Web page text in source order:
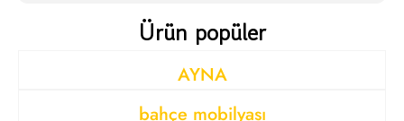
Ürün popüler
AYNA
bahçe mobilyası